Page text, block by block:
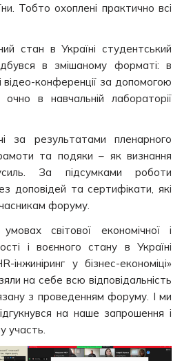
Тобто охоплені практично всі
стан в Україні студентський
в змішаному форматі: в
відео-конференції за допомогою
в навчальній лабораторії
за результатами пленарного
та подяки – як визнання
За підсумками роботи
доповідей та сертифікати, які
форуму.
світової економічної і
і воєнного стану в Україні
у бізнес-економіці»
на себе всю відповідальність
з проведенням форуму. І ми
на наше запрошення і
участь.